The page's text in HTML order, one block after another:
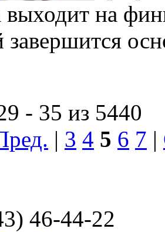
выходит на
завершится
- 35 из 5440
| 3 4 5 6 7 |
46-44-22